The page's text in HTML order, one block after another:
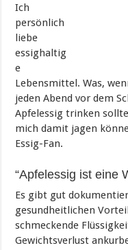
Ich
persönlich
liebe
essighaltig
e
Lebensmittel. Was,
jeden Abend vor dem
Apfelessig trinken
mich damit jagen
Essig-Fan.
“Apfelessig ist eine
Es gibt gut
gesundheitlichen
schmeckende
Gewichtsverlust